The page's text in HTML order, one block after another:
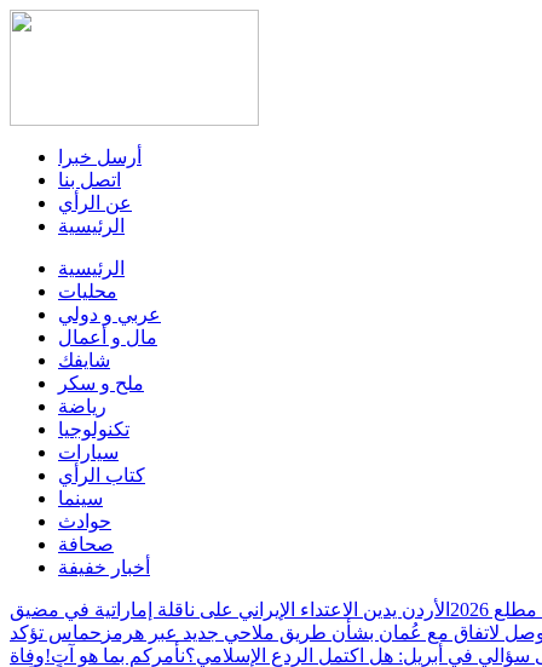
أرسل خبرا
اتصل بنا
عن الرأي
الرئيسية
الرئيسية
محليات
عربي و دولي
مال و أعمال
شايفك
ملح و سكر
رياضة
تكنولوجيا
سيارات
كتاب الرأي
سينما
حوادث
صحافة
أخبار خفيفة
الأردن يدين الاعتداء الإيراني على ناقلة إماراتية في مضيق
لاتفاق مع عُمان بشأن طريق ملاحي جديد عبر هرمز حماس تؤكد
في أبريل: هل اكتمل الردع الإسلامي؟نأمركم بما هو آتٍ!وفاة